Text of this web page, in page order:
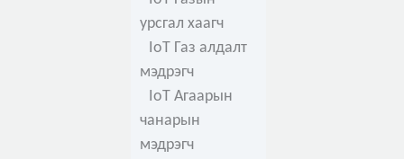
урсгал хаагч
IoT Газ алдалт
мэдрэгч
IoT Агаарын
чанарын
мэдрэгч